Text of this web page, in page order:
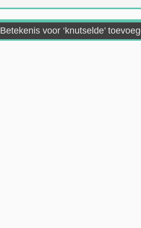
Betekenis voor ‘knutselde’